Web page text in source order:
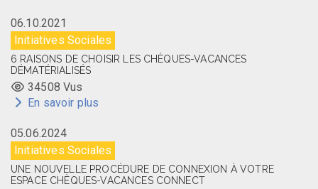
06.10.2021
Initiatives Sociales
6 RAISONS DE CHOISIR LES CHÈQUES-VACANCES
DÉMATÉRIALISÉS
34508 Vus
En savoir plus
05.06.2024
Initiatives Sociales
UNE NOUVELLE PROCÉDURE DE CONNEXION À VOTRE
ESPACE CHÈQUES-VACANCES CONNECT